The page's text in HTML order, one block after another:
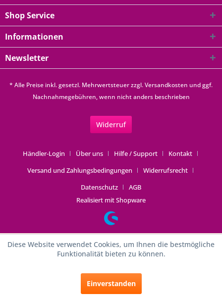
Shop Service
Informationen
Newsletter
* Alle Preise inkl. gesetzl. Mehrwertsteuer zzgl.Versandkosten und ggf.
Nachnahmegebühren, wenn nicht anders beschrieben
Widerruf
Händler-Login Über uns Hilfe / Support
Kontakt
Versand und Zahlungsbedingungen
Widerrufsrecht
Datenschutz
AGB
Realisiert mit Shopware
Diese Website verwendet Cookies, um Ihnen die bestmögliche
Funktionalität bieten zu können.
Einverstanden